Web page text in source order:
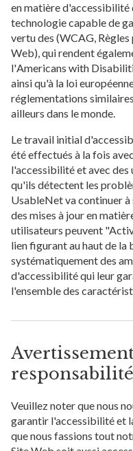
en matière d'accessibilité
technologie capable de
vertu des (WCAG, Règles
Web), qui rendent
l'Americans with
ainsi qu'à la loi
réglementations
ailleurs dans le monde.
Le travail initial
été effectués à la fois
l'accessibilité et avec
qu'ils détectent les
UsableNet va continuer
des mises à jour en
utilisateurs peuvent
lien figurant au haut de
systématiquement des
d'accessibilité qui leur
l'ensemble des
responsabilité
Veuillez noter que nous
garantir l'accessibilité et
que nous fassions tout